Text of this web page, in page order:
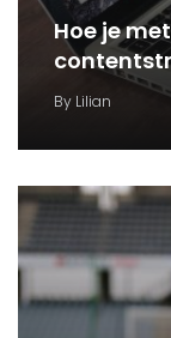
Hoe je
By Lilian